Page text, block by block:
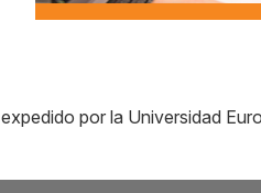
, expedido por la Universidad